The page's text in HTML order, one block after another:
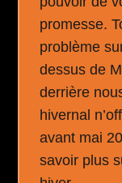
promesse.
problème
dessus de
derrière
hivernal
avant mai
savoir plus